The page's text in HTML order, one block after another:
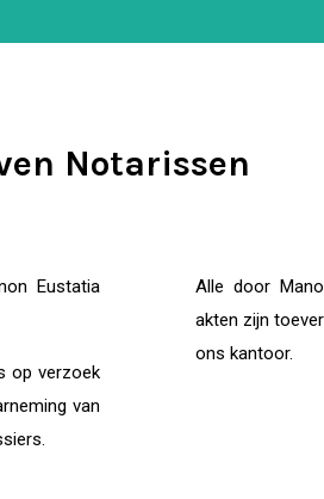
Notarissen
Eustatia
op verzoek
van
Alle door
akten zijn
ons kantoor.